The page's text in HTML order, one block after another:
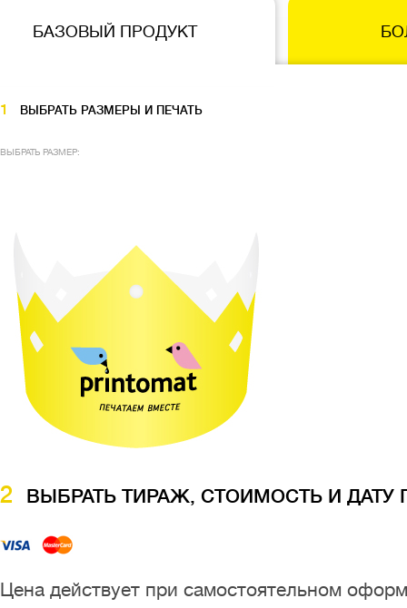
БАЗОВЫЙ ПРОДУКТ
1 ВЫБРАТЬ РАЗМЕРЫ И ПЕЧАТЬ
ВЫБРАТЬ РАЗМЕР:
2 ВЫБРАТЬ ТИРАЖ, СТОИМОСТЬ И ДАТУ
Цена действует при самостоятельном